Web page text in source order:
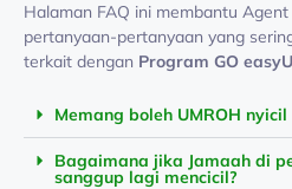
Halaman FAQ ini membantu
pertanyaan-pertanyaan yang
terkait dengan Program GO
Memang boleh UMROH
Bagaimana jika Jamaah di
sanggup lagi mencicil?